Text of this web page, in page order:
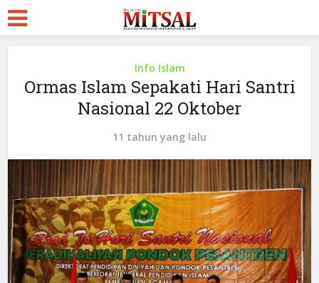
Info Islam
Ormas Islam Sepakati Hari Santri
Nasional 22 Oktober
11 tahun yang lalu